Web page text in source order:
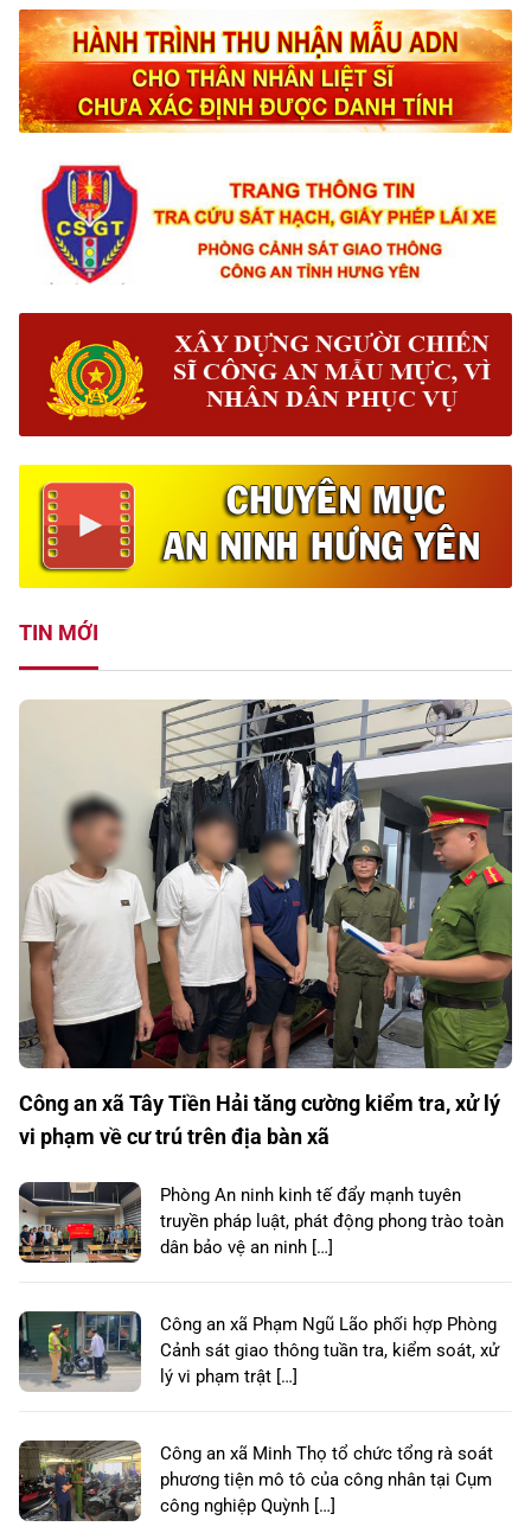
TIN MỚI
Công an xã Tây Tiền Hải tăng cường kiểm tra, xử lý
vi phạm về cư trú trên địa bàn xã
Phòng An ninh kinh tế đẩy mạnh tuyên
truyền pháp luật, phát động phong trào toàn
dân bảo vệ an ninh […]
Công an xã Phạm Ngũ Lão phối hợp Phòng
Cảnh sát giao thông tuần tra, kiểm soát, xử
lý vi phạm trật […]
Công an xã Minh Thọ tổ chức tổng rà soát
phương tiện mô tô của công nhân tại Cụm
công nghiệp Quỳnh […]